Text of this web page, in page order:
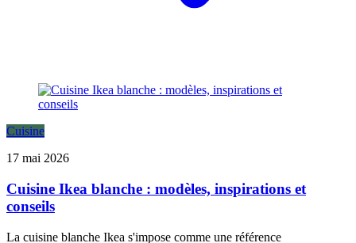
Cuisine
17 mai 2026
Cuisine Ikea blanche : modèles, inspirations et
conseils
La cuisine blanche Ikea s'impose comme une référence